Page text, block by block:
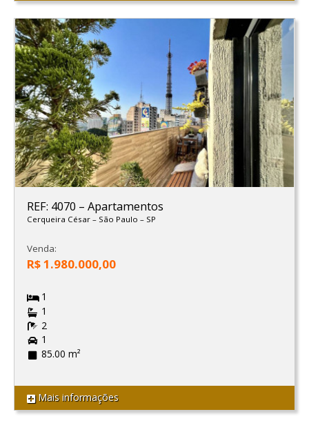
REF: 4070 – Apartamentos
Cerqueira César – São Paulo – SP
Venda:
R$ 1.980.000,00
1
1
2
1
85.00 m²
Mais informações